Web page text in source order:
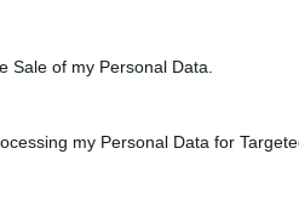
Sale of my Personal Data.
my Personal Data for